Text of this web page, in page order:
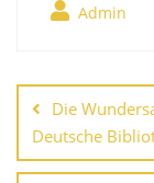
Admin
de
entradas
Die
Deutsche